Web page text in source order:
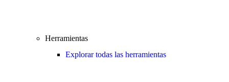
Herramientas
Explorar todas las herramientas